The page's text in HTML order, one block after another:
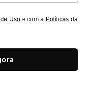
Uso e com a Políticas da